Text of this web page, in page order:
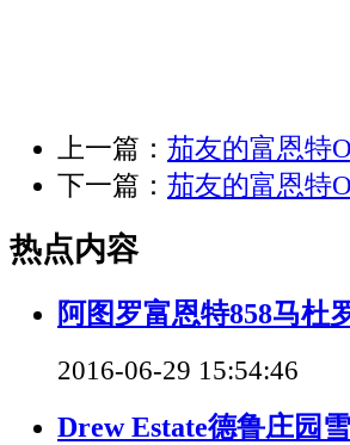
上一篇： 茄友的富恩特
下一篇： 茄友的富恩特
热点内容
阿图罗富恩特858马杜
2016-06-29 15:54:46
Drew Estate德鲁庄园